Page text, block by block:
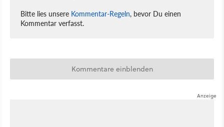
Bitte lies unsere Kommentar-Regeln, bevor Du einen
Kommentar verfasst.
Kommentare einblenden